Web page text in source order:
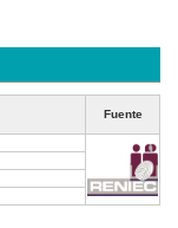
Fuente